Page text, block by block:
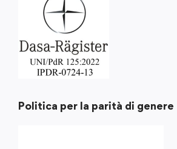
Politica per la parità di genere